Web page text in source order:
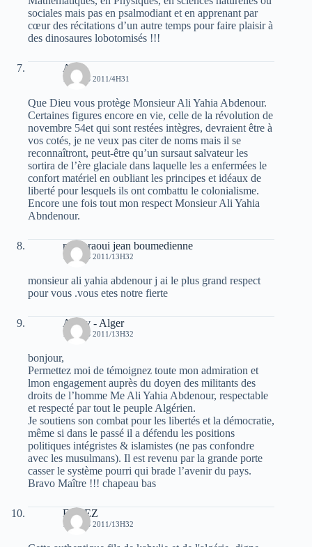
sociales mais pas en psalmodiant et en apprenant par
cœur des récitations d’un autre temps pour faire plaisir à
des dinosaures lobotomisés !!!
Atala
1 MARS 2011/4H31
Que Dieu vous protège Monsieur Ali Yahia Abdenour.
Certaines figures encore en vie, celle de la révolution de
novembre 54et qui sont restées intègres, devraient être à
vos cotés, je ne veux pas citer de noms mais il se
reconnaîtront, peut-être qu’un sursaut salvateur les
sortira de l’ère glaciale dans laquelle les a enfermées le
confort matériel en oubliant les principes et idéaux de
liberté pour lesquels ils ont combattu le colonialisme.
Encore une fois tout mon respect Monsieur Ali Yahia
Abndenour.
moghraoui jean boumedienne
1 MARS 2011/13H32
monsieur ali yahia abdenour j ai le plus grand respect
pour vous .vous etes notre fierte
Ahviv - Alger
1 MARS 2011/13H32
bonjour,
Permettez moi de témoignez toute mon admiration et
lmon engagement auprès du doyen des militants des
droits de l’homme Me Ali Yahia Abdenour, respectable
et respecté par tout le peuple Algérien.
Je soutiens son combat pour les libertés et la démocratie,
même si dans le passé il a défendu les positions
politiques intégristes & islamistes (ne pas confondre
avec les musulmans). Il est revenu par la grande porte
casser le système pourri qui brade l’avenir du pays.
Bravo Maître !!! chapeau bas
ELVEZ
1 MARS 2011/13H32